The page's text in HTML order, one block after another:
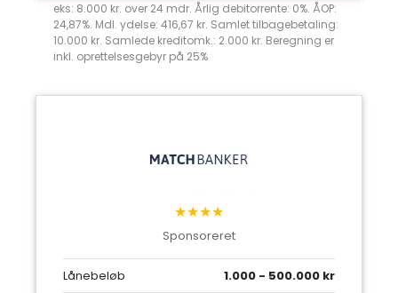
eks: 8.000 kr. over 24 mdr. Årlig debitorrente: 0%. ÅOP:
24,87%. Mdl. ydelse: 416,67 kr. Samlet tilbagebetaling:
10.000 kr. Samlede kreditomk.: 2.000 kr. Beregning er
inkl. oprettelsesgebyr på 25%
★★★★
Sponsoreret
Lånebeløb
1.000 - 500.000 kr